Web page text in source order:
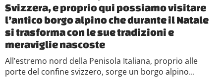
Svizzera, e proprio qui possiamo visitare
l’antico borgo alpino che durante il Natale
si trasforma con le sue tradizioni e
meraviglie nascoste
All’estremo nord della Penisola Italiana, proprio alle
porte del confine svizzero, sorge un borgo alpino...